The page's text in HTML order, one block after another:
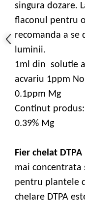
singura dozare.
flaconul pentru
recomanda a se
luminii.
1ml din solutie
acvariu 1ppm
0.1ppm Mg
Continut produs:
0.39% Mg
Fier chelat DTPA
mai concentrata
pentru plantele
chelare DTPA